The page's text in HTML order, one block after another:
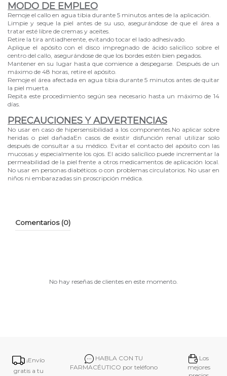
MODO DE EMPLEO
Remoje el callo en agua tibia durante 5 minutos antes de la aplicación.
Limpie y seque la piel antes de su uso, asegurándose de que el área a
tratar esté libre de cremas y aceites.
Retire la tira antiadherente, evitando tocar el lado adhesivado.
Aplique el apósito con el disco impregnado de ácido salicílico sobre el
centro del callo, asegurándose de que los bordes estén bien pegados.
Mantener en su lugar hasta que comience a despegarse. Después de un
máximo de 48 horas, retire el apósito.
Remoje el área afectada en agua tibia durante 5 minutos antes de quitar
la piel muerta.
Repita este procedimiento según sea necesario hasta un máximo de 14
días.
PRECAUCIONES Y ADVERTENCIAS
No usar en caso de hipersensibilidad a los componentes.No aplicar sobre
heridas o piel dañadaEn casos de existir disfunción renal utilizar solo
después de consultar a su médico. Evitar el contacto del apósito con las
mucosas y especialmente los ojos. El acido salicílico puede incrementar la
permeabilidad de la piel frente a otros medicamentos de aplicación local.
No usar en personas diabéticos o con problemas circulatorios. No usar en
niños ni embarazadas sin proscripción médica.
Comentarios (0)
No hay reseñas de clientes en este momento.
¡Envío
gratis a tu
HABLA CON TU
FARMACÉUTICO por teléfono
Los
mejores